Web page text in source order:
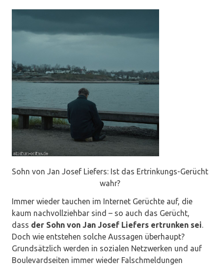
Sohn von Jan Josef Liefers: Ist das Ertrinkungs-Gerücht
wahr?
Immer wieder tauchen im Internet Gerüchte auf, die
kaum nachvollziehbar sind – so auch das Gerücht,
dass der Sohn von Jan Josef Liefers ertrunken sei
Doch wie entstehen solche Aussagen überhaupt?
Grundsätzlich werden in sozialen Netzwerken und auf
Boulevardseiten immer wieder Falschmeldungen